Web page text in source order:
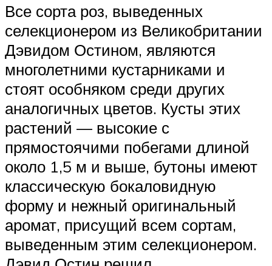
Все сорта роз, выведенных
селекционером из Великобритании
Дэвидом Остином, являются
многолетними кустарниками и
стоят особняком среди других
аналогичных цветов. Кусты этих
растений — высокие с
прямостоячими побегами длиной
около 1,5 м и выше, бутоны имеют
классическую бокаловидную
форму и нежный оригинальный
аромат, присущий всем сортам,
выведенным этим селекционером.